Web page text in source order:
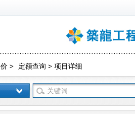
> 定额查询 > 项目详细